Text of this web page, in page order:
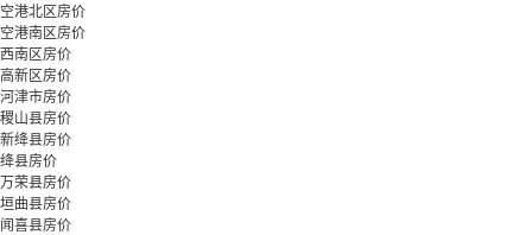
空港北区房价
空港南区房价
西南区房价
高新区房价
河津市房价
稷山县房价
新绛县房价
绛县房价
万荣县房价
垣曲县房价
闻喜县房价